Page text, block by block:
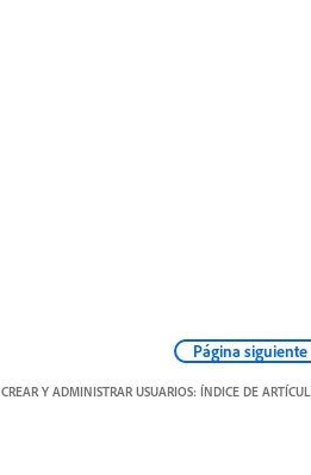
Página siguiente
CREAR Y ADMINISTRAR USUARIOS: ÍNDICE DE